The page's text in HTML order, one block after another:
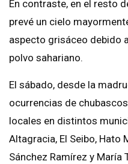
En contraste, en el resto
prevé un cielo
aspecto grisáceo debido
polvo sahariano.
El sábado, desde la
ocurrencias de
locales en distintos
Altagracia, El Seibo, Hato
Sánchez Ramírez y María